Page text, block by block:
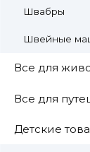
Швабры
Швейные
Все для
Все для
Детские